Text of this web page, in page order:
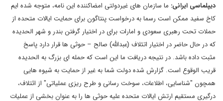
دیپلماسی ایرانی: ما سازمان های غیردولتی امضاکننده این نامه، متوجه شده ایم
کاخ سفید ممکن است رسما به درخواست پنتاگون برای حمایت ایالات متحده از
حملات تحت رهبری سعودی و امارات برای در اختیار گرفتن بندر و شهر الحدیده
که در حال حاضر در اختیار اتئلاف (عبدالله) صالح – حوثی ها قرار دارد پاسخ
مثبت داده باشد. در نتیجه دریافت ما این است که حمله ای بزرگ به الحدیده
قریب الوقوع است. گزارش شده دولت شما به غیر از حمایت به شیوه هایی
همچون "شناسایی، اطلاعات، سوخت رسانی و طرح ریزی عملیاتی" از ائتلاف،
درگیری مستقیم ارتش ایالات متحده علیه حوثی ها را به عنوان بخشی از عملیات